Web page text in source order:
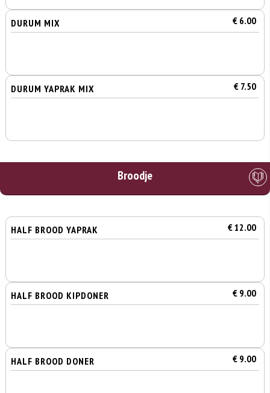
DURUM MIX € 6.00
DURUM YAPRAK MIX € 7.50
Broodje
HALF BROOD YAPRAK € 12.00
HALF BROOD KIPDONER € 9.00
HALF BROOD DONER € 9.00